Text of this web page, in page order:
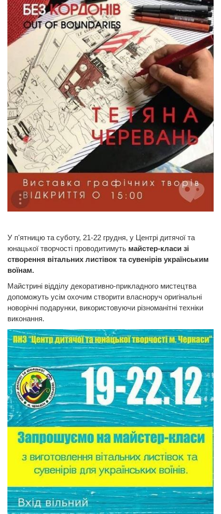
У п'ятницю та суботу, 21-22 грудня, у Центрі дитячої та
юнацької творчості проводитимуть майстер-класи зі
створення вітальних листівок та сувенірів українським
воїнам.
Майстрині відділу декоративно-прикладного мистецтва
допоможуть усім охочим створити власноруч оригінальні
новорічні подарунки, використовуючи різноманітні техніки
виконання.